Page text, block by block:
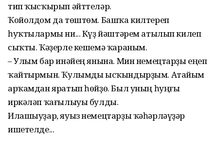
тип ҡысҡырып әйттеләр.
Ҡойолдом да төштөм. Башҡа килтереп
һуҡтылармы ни... Күҙ йәштәрем атылып килеп
сыҡты. Ҡәҙерле кешемә ҡараным.
– Улым бар инәйең янына. Мин немецтарҙы еңеп
ҡайтырмын. Ҡулымды ысҡындырҙым. Атайым
арҡамдан яратып һөй­ҙө. Был уның һуңғы
иркәләп ҡағылыуы булды.
Илашыуҙар, яуыз немецтар­ҙы ҡәһәрләүҙәр
ишетелде...